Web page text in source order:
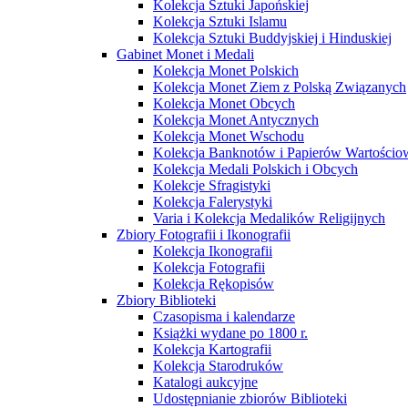
Kolekcja Sztuki Japońskiej
Kolekcja Sztuki Islamu
Kolekcja Sztuki Buddyjskiej i Hinduskiej
Gabinet Monet i Medali
Kolekcja Monet Polskich
Kolekcja Monet Ziem z Polską Związanych
Kolekcja Monet Obcych
Kolekcja Monet Antycznych
Kolekcja Monet Wschodu
Kolekcja Banknotów i Papierów
Kolekcja Medali Polskich i Obcych
Kolekcje Sfragistyki
Kolekcja Falerystyki
Varia i Kolekcja Medalików Religijnych
Zbiory Fotografii i Ikonografii
Kolekcja Ikonografii
Kolekcja Fotografii
Kolekcja Rękopisów
Zbiory Biblioteki
Czasopisma i kalendarze
Książki wydane po 1800 r.
Kolekcja Kartografii
Kolekcja Starodruków
Katalogi aukcyjne
Udostępnianie zbiorów Biblioteki